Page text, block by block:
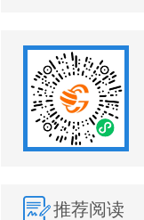
推荐阅读